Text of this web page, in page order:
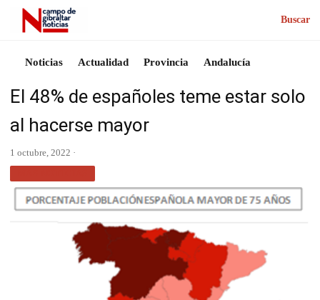
Buscar
Noticias Actualidad Provincia Andalucía
El 48% de españoles teme estar solo
al hacerse mayor
1 octubre, 2022 ·